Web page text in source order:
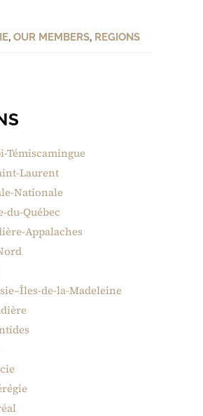
, OUR MEMBERS, REGIONS
Témiscamingue
Laurent
Nationale
du-Québec
Appalaches
de-la-Madeleine